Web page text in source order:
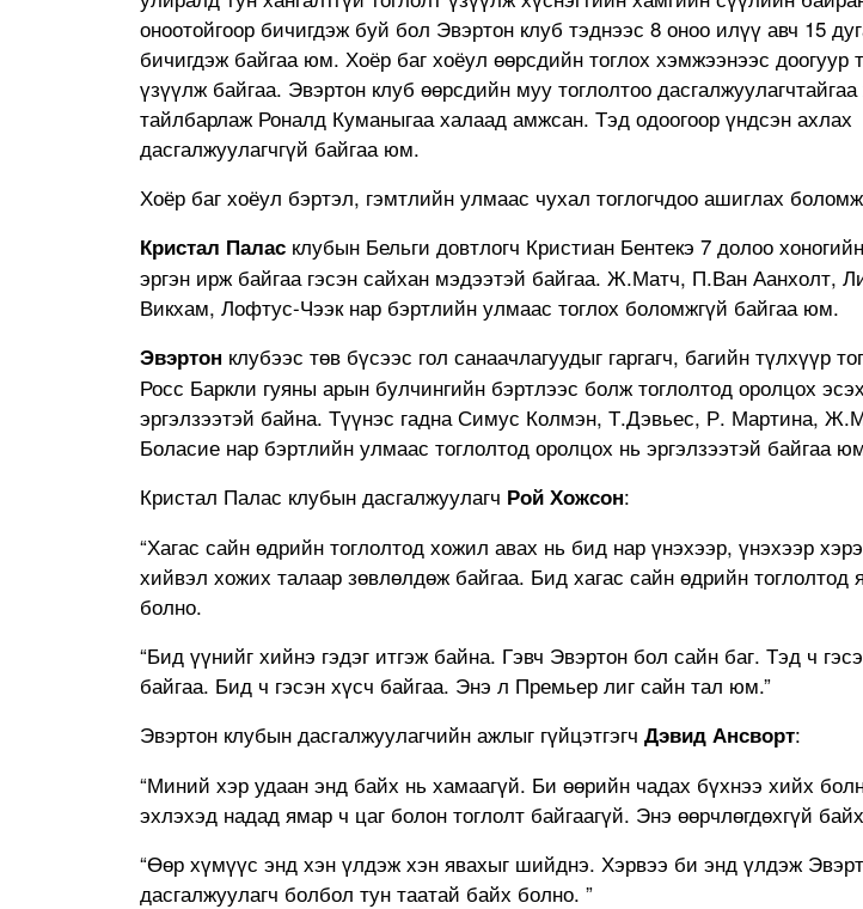
оноотойгоор бичигдэж буй бол Эвэртон клуб тэднээс 8 оноо илүү авч 15
бичигдэж байгаа юм. Хоёр баг хоёул өөрсдийн тоглох хэмжээнээс доогуур
үзүүлж байгаа. Эвэртон клуб өөрсдийн муу тоглолтоо
тайлбарлаж Роналд Куманыгаа халаад амжсан. Тэд одоогоор үндсэн ахлах
дасгалжуулагчгүй байгаа юм.
Хоёр баг хоёул бэртэл, гэмтлийн улмаас чухал тоглогчдоо ашиглах
Кристал Палас клубын Бельги довтлогч Кристиан Бентекэ 7 долоо
эргэн ирж байгаа гэсэн сайхан мэдээтэй байгаа. Ж.Матч, П.Ван Аанхолт,
Викхам, Лофтус-Чээк нар бэртлийн улмаас тоглох боломжгүй байгаа юм.
Эвэртон клубээс төв бүсээс гол санаачлагуудыг гаргагч, багийн түлхүүр
Росс Баркли гуяны арын булчингийн бэртлээс болж тоглолтод оролцох
эргэлзээтэй байна. Түүнэс гадна Симус Колмэн, Т.Дэвьес, Р. Мартина,
Боласие нар бэртлийн улмаас тоглолтод оролцох нь эргэлзээтэй байгаа
Кристал Палас клубын дасгалжуулагч Рой Хожсон:
“Хагас сайн өдрийн тоглолтод хожил авах нь бид нар үнэхээр, үнэхээр
хийвэл хожих талаар зөвлөлдөж байгаа. Бид хагас сайн өдрийн тоглолтод
болно.
“Бид үүнийг хийнэ гэдэг итгэж байна. Гэвч Эвэртон бол сайн баг. Тэд ч
байгаа. Бид ч гэсэн хүсч байгаа. Энэ л Премьер лиг сайн тал юм.”
Эвэртон клубын дасгалжуулагчийн ажлыг гүйцэтгэгч Дэвид Ансворт:
“Миний хэр удаан энд байх нь хамаагүй. Би өөрийн чадах бүхнээ хийх
эхлэхэд надад ямар ч цаг болон тоглолт байгаагүй. Энэ өөрчлөгдөхгүй
“Өөр хүмүүс энд хэн үлдэж хэн явахыг шийднэ. Хэрвээ би энд үлдэж
дасгалжуулагч болбол тун таатай байх болно. ”